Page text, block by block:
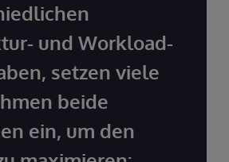
und Workload-
setzen viele
beide
ein, um den